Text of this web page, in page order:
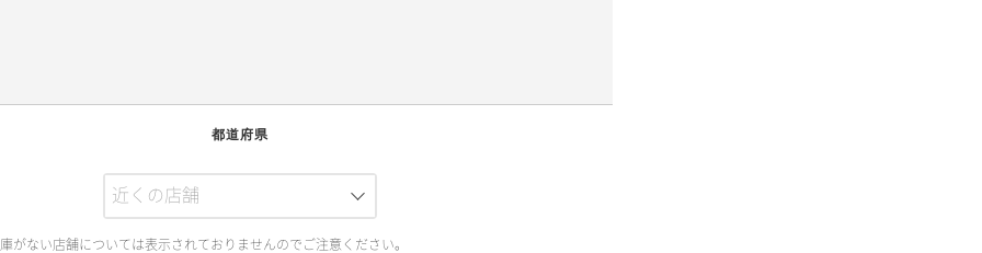
都道府県
がない店舗については表示されておりませんのでご注意ください。